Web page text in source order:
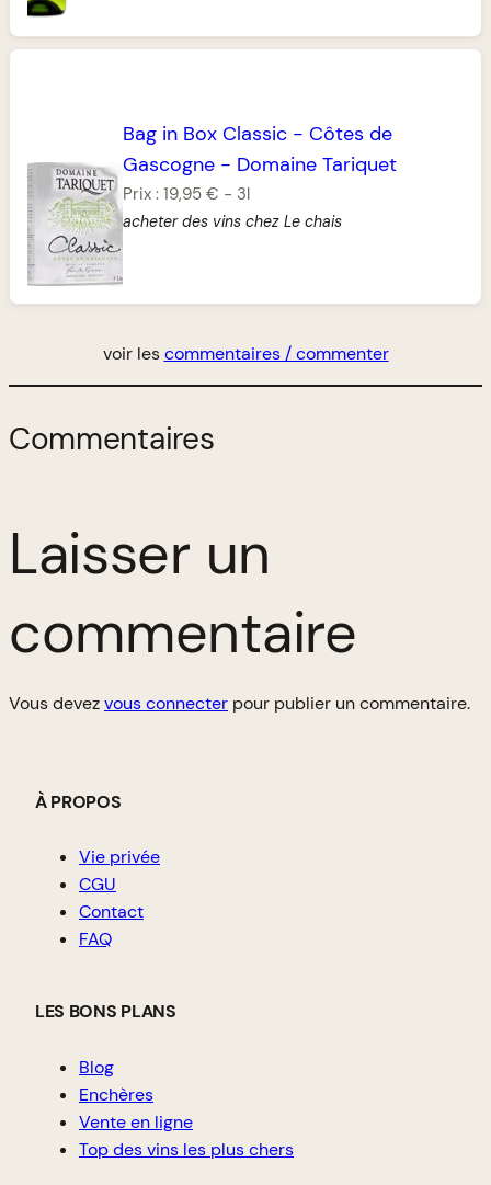
Bag in Box Classic- Côtes de
Gascogne- Domaine Tariquet
Prix : 19,95 € - 3l
acheter des vins chez Le chais
voir lescommentaires / commenter
Commentaires
Laisser un
commentaire
Vous devezvous connecter pour publier un commentaire.
À PROPOS
Vie privée
CGU
Contact
FAQ
LES BONS PLANS
Blog
Enchères
Vente en ligne
Top des vins les plus chers